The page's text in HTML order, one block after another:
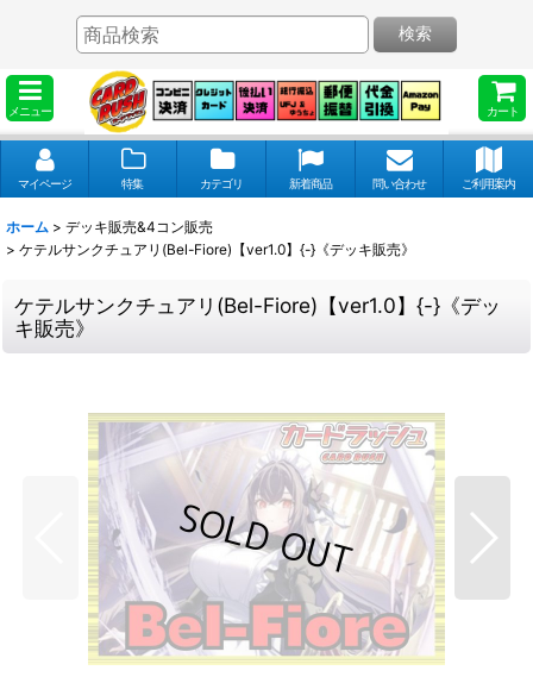
メニュー カート
検索
マイページ 特集 カテゴリ 新着商品 問い合わせ ご利用案内
ホーム > デッキ販売&4コン販売
> ケテルサンクチュアリ(Bel-Fiore)【ver1.0】{-}《デッキ販売》
ケテルサンクチュアリ(Bel-Fiore)【ver1.0】{-}《デッ
キ販売》